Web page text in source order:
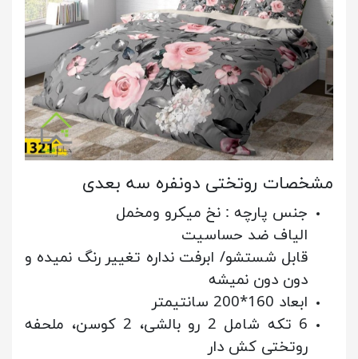
مشخصات روتختی دونفره سه بعدی
جنس پارچه : نخ میکرو ومخمل
الیاف ضد حساسیت
قابل شستشو/ ابرفت نداره تغییر رنگ نمیده و
دون دون نمیشه
ابعاد 160*200 سانتیمتر
6 تکه شامل 2 رو بالشی، 2 کوسن، ملحفه
روتختی کش دار